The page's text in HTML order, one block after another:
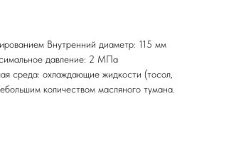
Внутренний диаметр: 115 мм
давление: 2 МПа
среда: охлаждающие жидкости (тосол,
количеством масляного тумана.